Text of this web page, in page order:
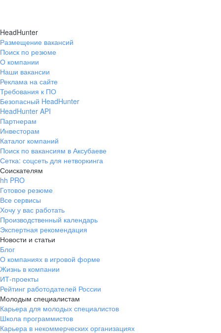
HeadHunter
Размещение вакансий
Поиск по резюме
О компании
Наши вакансии
Реклама на сайте
Требования к ПО
Безопасный HeadHunter
HeadHunter API
Партнерам
Инвесторам
Каталог компаний
Поиск по вакансиям в Аксубаеве
Сетка: соцсеть для нетворкинга
Соискателям
hh PRO
Готовое резюме
Все сервисы
Хочу у вас работать
Производственный календарь
Экспертная рекомендация
Новости и статьи
Блог
О компаниях в игровой форме
Жизнь в компании
ИТ-проекты
Рейтинг работодателей России
Молодым специалистам
Карьера для молодых специалистов
Школа программистов
Карьера в некоммерческих организациях